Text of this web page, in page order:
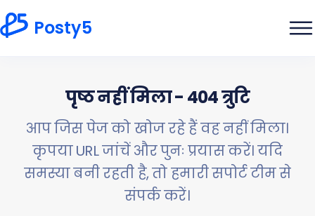
Posty5
पृष्ठ नहीं मिला - 404 त्रुटि
आप जिस पेज को खोज रहे हैं वह नहीं मिला।
कृपया URL जांचें और पुनः प्रयास करें। यदि
समस्या बनी रहती है, तो हमारी सपोर्ट टीम से
संपर्क करें।